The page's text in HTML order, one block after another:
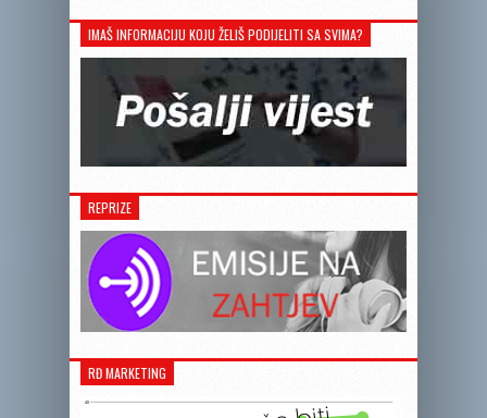
IMAŠ INFORMACIJU KOJU ŽELIŠ PODIJELITI SA SVIMA?
REPRIZE
RĐ MARKETING